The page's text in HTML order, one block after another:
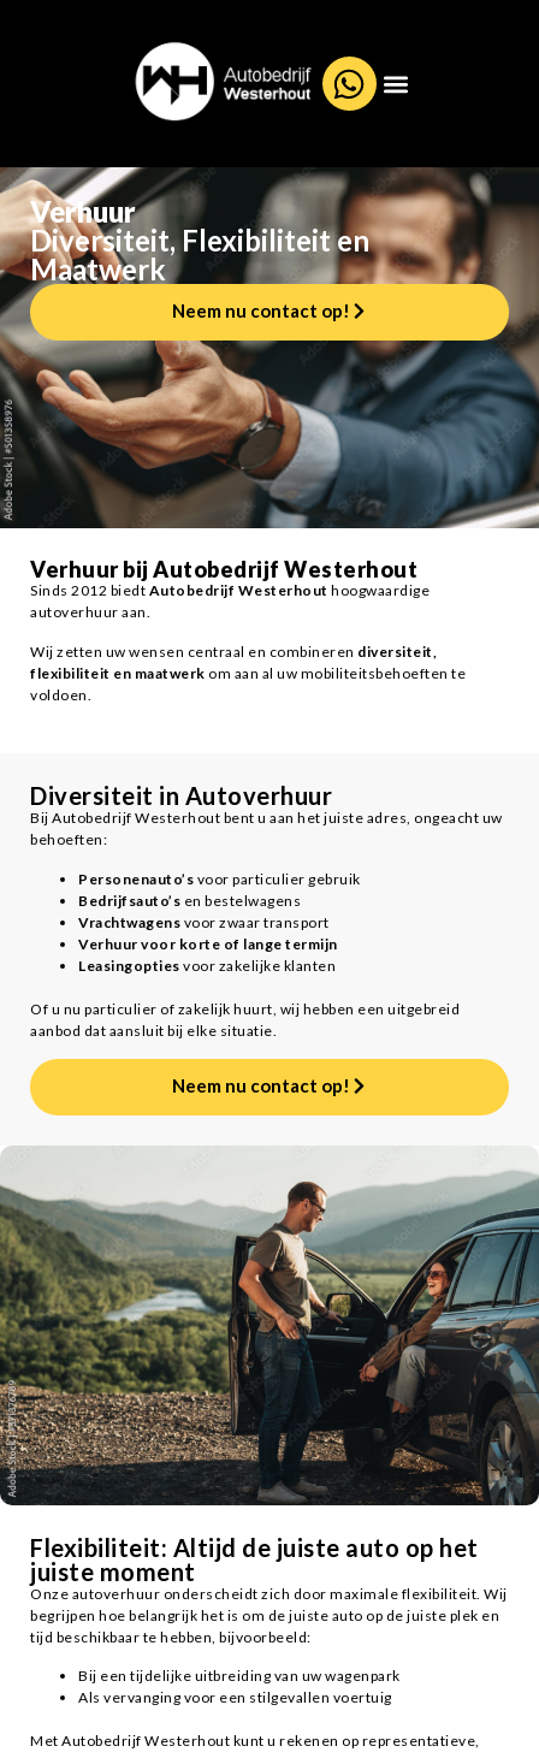
Verhuur
Diversiteit, Flexibiliteit en
Maatwerk
Neem nu contact op!
Verhuur bij Autobedrijf Westerhout
Sinds 2012 biedt Autobedrijf Westerhout hoogwaardige
autoverhuur aan.
Wij zetten uw wensen centraal en combineren diversiteit,
flexibiliteit en maatwerk om aan al uw mobiliteitsbehoeften te
voldoen.
Diversiteit in Autoverhuur
Bij Autobedrijf Westerhout bent u aan het juiste adres, ongeacht uw
behoeften:
Personenauto’s voor particulier gebruik
Bedrijfsauto’s en bestelwagens
Vrachtwagens voor zwaar transport
Verhuur voor korte of lange termijn
Leasingopties voor zakelijke klanten
Of u nu particulier of zakelijk huurt, wij hebben een uitgebreid
aanbod dat aansluit bij elke situatie.
Neem nu contact op!
Flexibiliteit: Altijd de juiste auto op het
juiste moment
Onze autoverhuur onderscheidt zich door maximale flexibiliteit. Wij
begrijpen hoe belangrijk het is om de juiste auto op de juiste plek en
tijd beschikbaar te hebben, bijvoorbeeld:
Bij een tijdelijke uitbreiding van uw wagenpark
Als vervanging voor een stilgevallen voertuig
Met Autobedrijf Westerhout kunt u rekenen op representatieve,